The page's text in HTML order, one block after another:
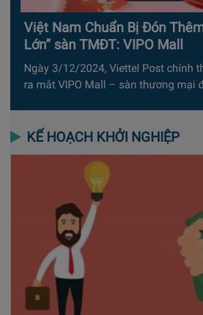
Việt Nam Chuẩn Bị Đón
Lớn” sàn TMĐT: VIPO Mall
Ngày 3/12/2024, Viettel Post chính
ra mắt VIPO Mall – sàn thương mại
KẾ HOẠCH KHỞI NGHIỆP